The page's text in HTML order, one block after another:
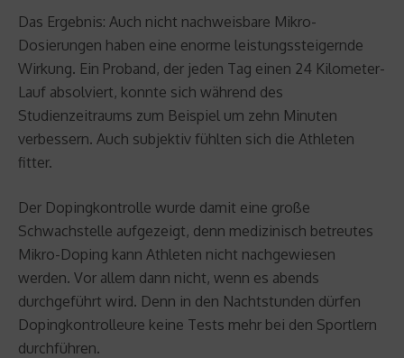
Das Ergebnis: Auch nicht nachweisbare Mikro-
Dosierungen haben eine enorme leistungssteigernde
Wirkung. Ein Proband, der jeden Tag einen 24 Kilometer-
Lauf absolviert, konnte sich während des
Studienzeitraums zum Beispiel um zehn Minuten
verbessern. Auch subjektiv fühlten sich die Athleten
fitter.
Der Dopingkontrolle wurde damit eine große
Schwachstelle aufgezeigt, denn medizinisch betreutes
Mikro-Doping kann Athleten nicht nachgewiesen
werden. Vor allem dann nicht, wenn es abends
durchgeführt wird. Denn in den Nachtstunden dürfen
Dopingkontrolleure keine Tests mehr bei den Sportlern
durchführen.